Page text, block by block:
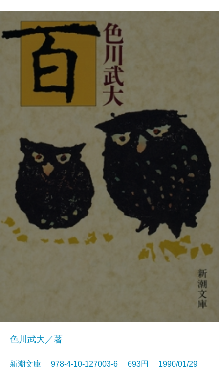
色川武大／著
新潮文庫 978-4-10-127003-6 693円 1990/01/29